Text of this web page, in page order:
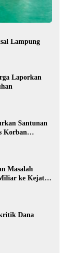
Lampung
Laporkan
Santunan
Korban
Masalah
ke Kejati
Dana